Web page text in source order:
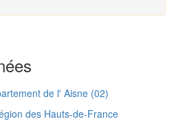
de l' Aisne (02)
des Hauts-de-France